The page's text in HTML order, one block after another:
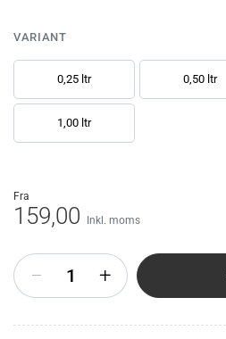
VARIANT
0,25 ltr 0,50 ltr
1,00 ltr
fra
159,00 Inkl. moms
+